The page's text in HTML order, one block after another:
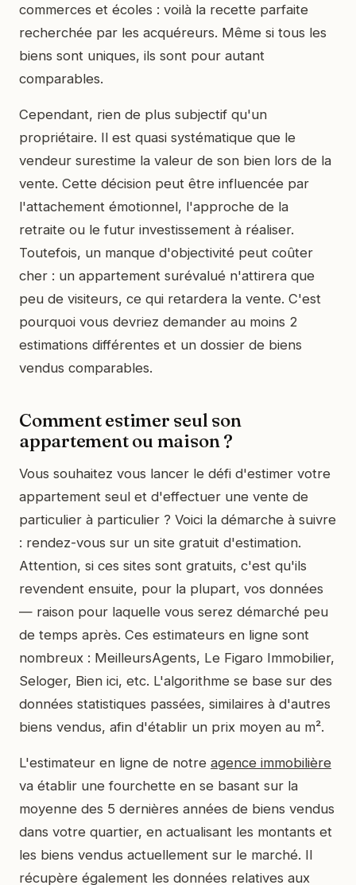
commerces et écoles : voilà la recette parfaite
recherchée par les acquéreurs. Même si tous les
biens sont uniques, ils sont pour autant
comparables.
Cependant, rien de plus subjectif qu'un
propriétaire. Il est quasi systématique que le
vendeur surestime la valeur de son bien lors de la
vente. Cette décision peut être influencée par
l'attachement émotionnel, l'approche de la
retraite ou le futur investissement à réaliser.
Toutefois, un manque d'objectivité peut coûter
cher : un appartement surévalué n'attirera que
peu de visiteurs, ce qui retardera la vente. C'est
pourquoi vous devriez demander au moins 2
estimations différentes et un dossier de biens
vendus comparables.
Comment estimer seul son
appartement ou maison ?
Vous souhaitez vous lancer le défi d'estimer votre
appartement seul et d'effectuer une vente de
particulier à particulier ? Voici la démarche à suivre
: rendez-vous sur un site gratuit d'estimation.
Attention, si ces sites sont gratuits, c'est qu'ils
revendent ensuite, pour la plupart, vos données
— raison pour laquelle vous serez démarché peu
de temps après. Ces estimateurs en ligne sont
nombreux : MeilleursAgents, Le Figaro Immobilier,
Seloger, Bien ici, etc. L'algorithme se base sur des
données statistiques passées, similaires à d'autres
biens vendus, afin d'établir un prix moyen au m².
L'estimateur en ligne de notre agence immobilière
va établir une fourchette en se basant sur la
moyenne des 5 dernières années de biens vendus
dans votre quartier, en actualisant les montants et
les biens vendus actuellement sur le marché. Il
récupère également les données relatives aux